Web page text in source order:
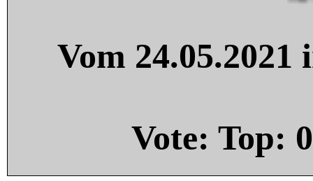
Vom
Vote: Top: 0